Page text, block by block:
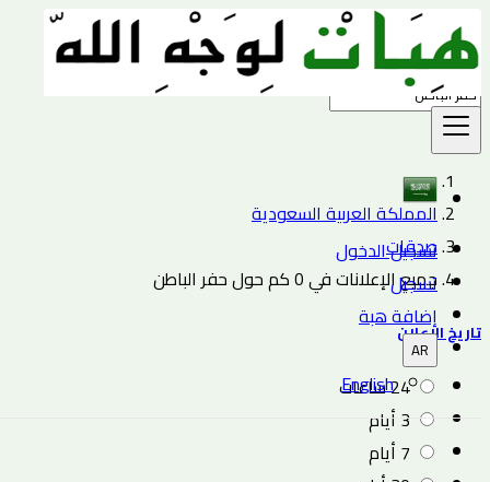
تسجيل الدخول
تسجيل
إضافة هبة
AR
English
بحث
المملكة العربية السعودية
صدقات
جميع الإعلانات في 0 كم حول حفر الباطن
تاريخ الإعلان
24 ساعات
3 أيام
7 أيام